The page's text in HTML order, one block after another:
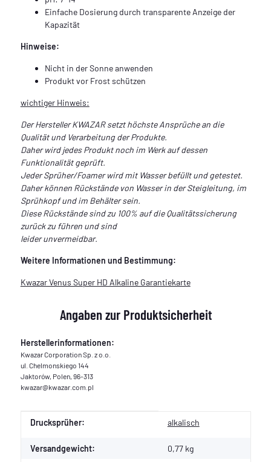
Einfache Dosierung durch transparente Anzeige der
Kapazität
Hinweise:
Nicht in der Sonne anwenden
Produkt vor Frost schützen
wichtiger Hinweis:
Der Hersteller KWAZAR setzt höchste Ansprüche an die
Qualität und Verarbeitung der Produkte.
Daher wird jedes Produkt noch im Werk auf dessen
Funktionalität geprüft.
Jeder Sprüher/Foamer wird mit Wasser befüllt und getestet.
Daher können Rückstände von Wasser in der Steigleitung, im
Sprühkopf und im Behälter sein.
Diese Rückstände sind zu 100% auf die Qualitätssicherung
zurück zu führen und sind
leider unvermeidbar.
Weitere Informationen und Bestimmung:
Kwazar Venus Super HD Alkaline Garantiekarte
Angaben zur Produktsicherheit
Herstellerinformationen:
Kwazar Corporation Sp. z o.o.
ul. Chelmonskiego 144
Jaktorów, Polen, 96-313
kwazar@kwazar.com.pl
Produkteigenschaft
Wert
Drucksprüher: alkalisch
Versandgewicht: 0,77 kg